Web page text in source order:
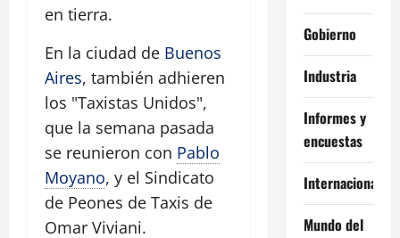
en tierra.
En la ciudad de Buenos
Aires, también adhieren
los "Taxistas Unidos",
que la semana pasada
se reunieron con Pablo
Moyano, y el Sindicato
de Peones de Taxis de
Omar Viviani.
Gobierno
Industria
Informes y
encuestas
Internacional
Mundo del